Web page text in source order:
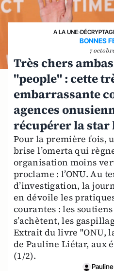
A LA UNE›
BONNES
7
Très chers
"people" : cette
embarrassante
agences
récupérer la star
Pour la première fois,
brise l’omerta qui
organisation moins
proclame : l’ONU. Au
d’investigation, la
en dévoile les
courantes : les
s’achètent, les
Extrait du livre "ONU,
de Pauline Liétar, aux
(1/2).